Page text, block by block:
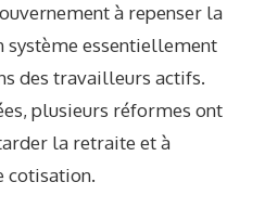
à repenser la
système essentiellement
des travailleurs actifs.
plusieurs réformes ont
la retraite et à
cotisation.